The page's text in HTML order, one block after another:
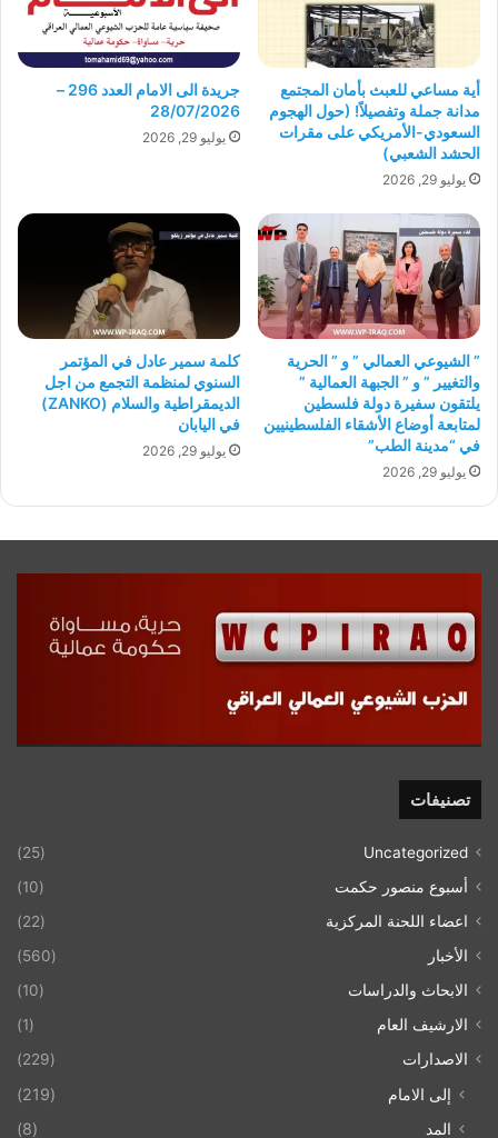
أية مساعي للعبث بأمان المجتمع
مدانة جملة وتفصيلاً! (حول الهجوم
السعودي-الأمريكي على مقرات
الحشد الشعبي)
يوليو 29, 2026
جريدة الى الامام العدد 296 –
28/07/2026
يوليو 29, 2026
” الشيوعي العمالي ” و ” الحرية
والتغيير ” و ” الجبهة العمالية ”
يلتقون سفيرة دولة فلسطين
لمتابعة أوضاع الأشقاء الفلسطينيين
في “مدينة الطب”
يوليو 29, 2026
كلمة سمير عادل في المؤتمر
السنوي لمنظمة التجمع من اجل
الديمقراطية والسلام (ZANKO)
في اليابان
يوليو 29, 2026
تصنيفات
Uncategorized
(25)
أسبوع منصور حكمت
(10)
اعضاء اللحنة المركزية
(22)
الأخبار
(560)
الابحاث والدراسات
(10)
الارشيف العام
(1)
الاصدارات
(229)
إلى الامام
(219)
المد
(8)